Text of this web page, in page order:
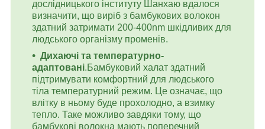
дослідницького інституту Шанхаю вдалося
визначити, що виріб з бамбукових волокон
здатний затримати 200-400nm шкідливих для
людського організму променів.
Дихаючі та температурно-
адаптовані.Бамбуковий халат здатний
підтримувати комфортний для людського
тіла температурний режим. Це означає, що
влітку в ньому буде прохолодно, а взимку
тепло. Таке можливо завдяки тому, що
бамбукові волокна мають поперечний